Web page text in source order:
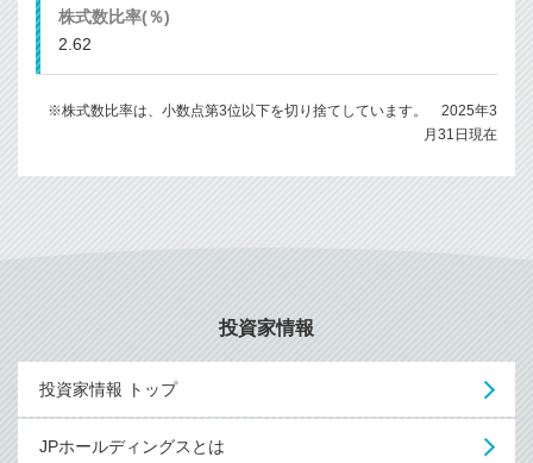
2.62
※株式数比率は、小数点第3位以下を切り捨てしています。 2025年3
月31日現在
投資家情報
投資家情報 トップ
JPホールディングスとは